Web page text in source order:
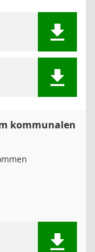
kommunalen